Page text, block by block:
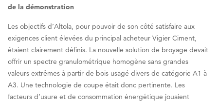
de la démonstration
Les objectifs d’Altola, pour pouvoir de son côté satisfaire aux
exigences client élevées du principal acheteur Vigier Ciment,
étaient clairement définis. La nouvelle solution de broyage devait
offrir un spectre granulométrique homogène sans grandes
valeurs extrêmes à partir de bois usagé divers de catégorie A1 à
A3. Une technologie de coupe était donc pertinente. Les
facteurs d’usure et de consommation énergétique jouaient